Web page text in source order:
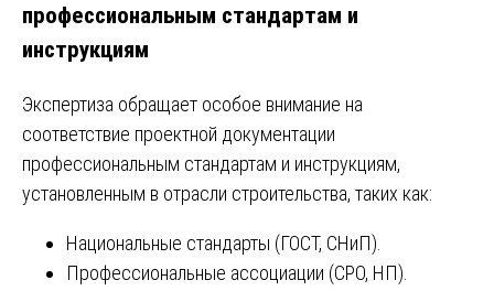
профессиональным стандартам и
инструкциям
Экспертиза обращает особое внимание на
соответствие проектной документации
профессиональным стандартам и инструкциям,
установленным в отрасли строительства, таких как:
Национальные стандарты (ГОСТ, СНиП).
Профессиональные ассоциации (СРО, НП).